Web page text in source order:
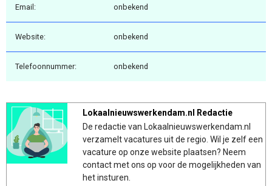
Email: onbekend
Website: onbekend
Telefoonnummer: onbekend
Lokaalnieuwswerkendam.nl Redactie
De redactie van Lokaalnieuwswerkendam.nl
verzamelt vacatures uit de regio. Wil je zelf een
vacature op onze website plaatsen? Neem
contact met ons op voor de mogelijkheden van
het insturen.